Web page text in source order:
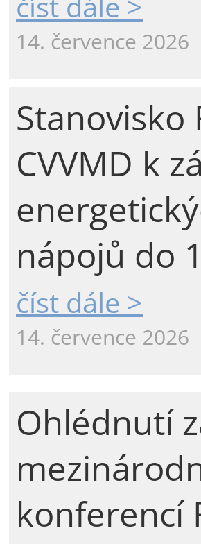
14. července 2026
Stanovisko
CVVMD k
nápojů do
číst dále >
14. července 2026
Ohlédnutí
konferencí